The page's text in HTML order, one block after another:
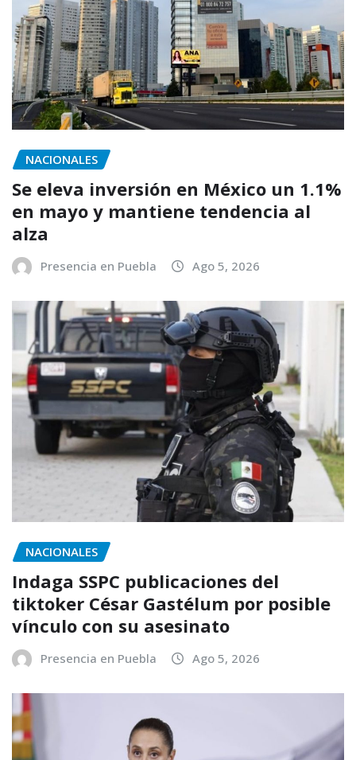
NACIONALES
Se eleva inversión en México un 1.1%
en mayo y mantiene tendencia al
alza
Presencia en Puebla Ago 5, 2026
NACIONALES
Indaga SSPC publicaciones del
tiktoker César Gastélum por posible
vínculo con su asesinato
Presencia en Puebla Ago 5, 2026